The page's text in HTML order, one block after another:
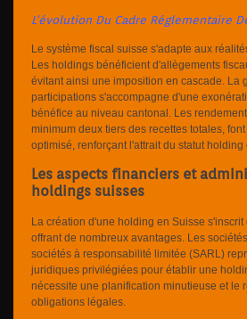
L'évolution Du Cadre Réglementaire
Le système fiscal suisse s'adapte aux
Les holdings bénéficient d'allègements
évitant ainsi une imposition en cascade. La
participations s'accompagne d'une
bénéfice au niveau cantonal. Les
minimum deux tiers des recettes totales,
optimisé, renforçant l'attrait du statut holding
Les aspects financiers et
holdings suisses
La création d'une holding en Suisse
offrant de nombreux avantages. Les
sociétés à responsabilité limitée (SARL)
juridiques privilégiées pour établir une
nécessite une planification minutieuse et le
obligations légales.